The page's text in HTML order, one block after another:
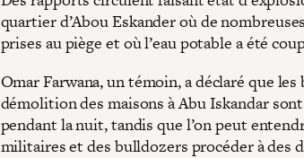
quartier d’Abou Eskander où de
prises au piège et où l’eau potable a été
Omar Farwana, un témoin, a déclaré que
démolition des maisons à Abu Iskandar
pendant la nuit, tandis que l’on peut
militaires et des bulldozers procéder à des